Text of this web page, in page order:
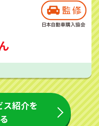
ス紹介を